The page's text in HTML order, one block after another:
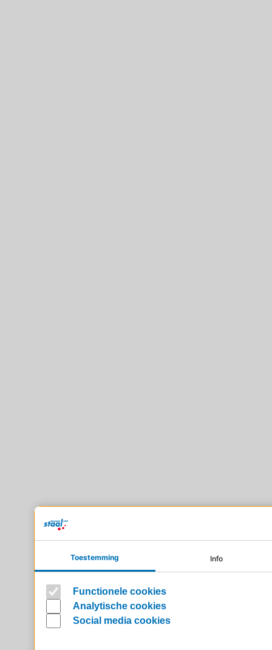
Toestemming Info
Functionele cookies
Analytische cookies
Social media cookies